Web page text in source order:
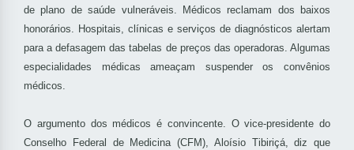
de plano de saúde vulneráveis. Médicos reclamam dos baixos
honorários. Hospitais, clínicas e serviços de diagnósticos alertam
para a defasagem das tabelas de preços das operadoras. Algumas
especialidades médicas ameaçam suspender os convênios
médicos.
O argumento dos médicos é convincente. O vice-presidente do
Conselho Federal de Medicina (CFM), Aloísio Tibiriçá, diz que